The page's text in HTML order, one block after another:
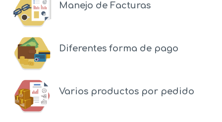
Manejo de Facturas
Diferentes forma de pago
Varios productos por pedido